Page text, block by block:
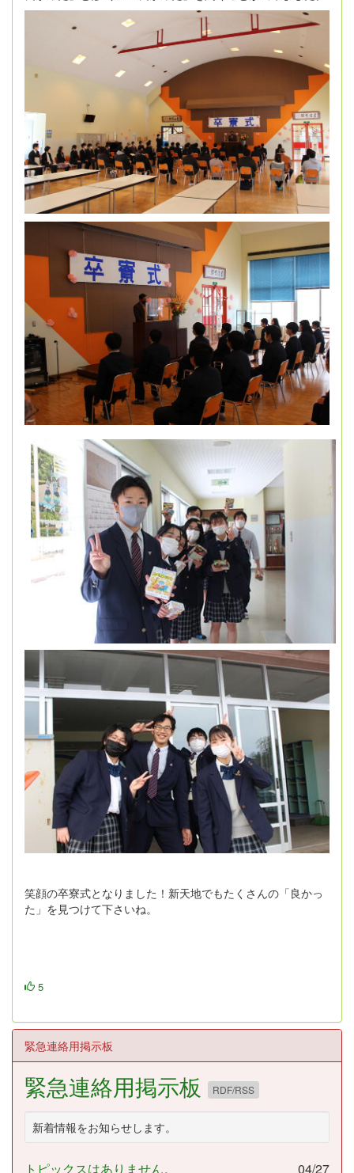
笑顔の卒寮式となりました！新天地でもたくさんの「良かっ
た」を見つけて下さいね。
5
緊急連絡用掲示板
緊急連絡用掲示板 RDF/RSS
新着情報をお知らせします。
トピックスはありません。 04/27